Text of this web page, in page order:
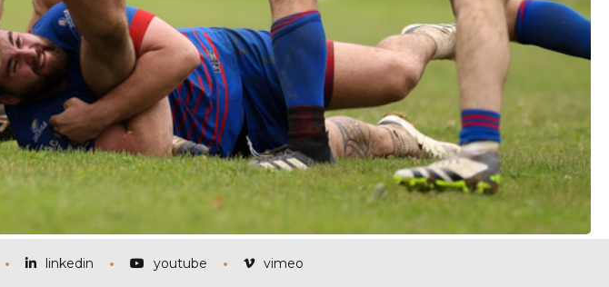
linkedin youtube vimeo